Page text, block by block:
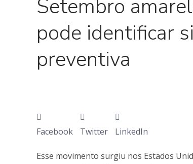
Setembro
pode identificar
preventiva
Facebook Twitter LinkedIn
Esse movimento surgiu nos Estados